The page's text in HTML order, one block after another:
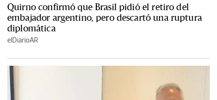
Quirno confirmó que Brasil pidió el retiro del
embajador argentino, pero descartó una ruptura
diplomática
elDiarioAR